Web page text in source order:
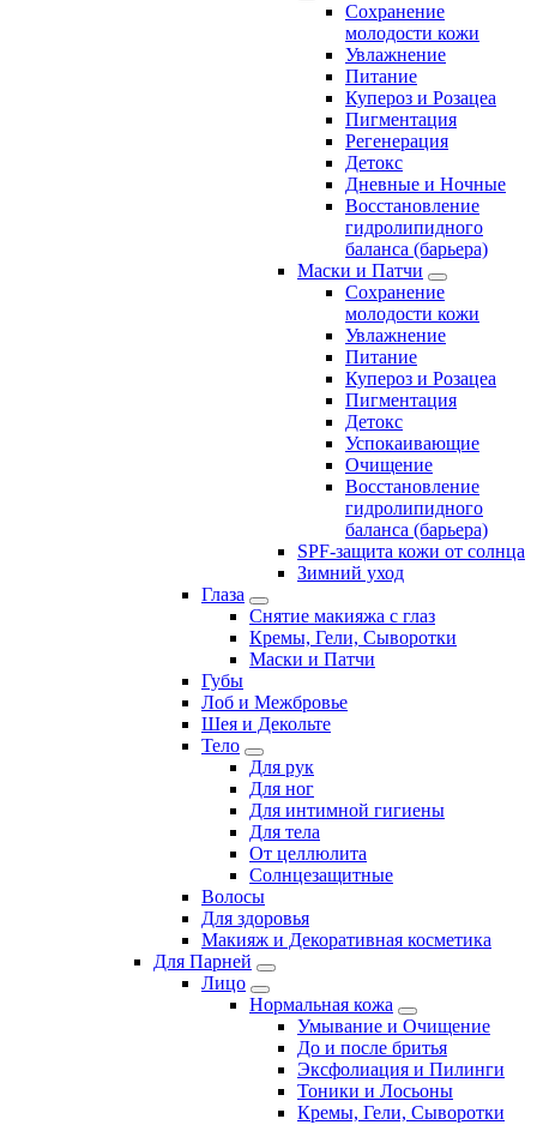
Сохранение
молодости кожи
Увлажнение
Питание
Купероз и Розацеа
Пигментация
Регенерация
Детокс
Дневные и Ночные
Восстановление
гидролипидного
баланса (барьера)
Маски и Патчи
Сохранение
молодости кожи
Увлажнение
Питание
Купероз и Розацеа
Пигментация
Детокс
Успокаивающие
Очищение
Восстановление
гидролипидного
баланса (барьера)
SPF-защита кожи от солнца
Зимний уход
Глаза
Снятие макияжа с глаз
Кремы, Гели, Сыворотки
Маски и Патчи
Губы
Лоб и Межбровье
Шея и Декольте
Тело
Для рук
Для ног
Для интимной гигиены
Для тела
От целлюлита
Солнцезащитные
Волосы
Для здоровья
Макияж и Декоративная косметика
Для Парней
Лицо
Нормальная кожа
Умывание и Очищение
До и после бритья
Эксфолиация и Пилинги
Тоники и Лосьоны
Кремы, Гели, Сыворотки